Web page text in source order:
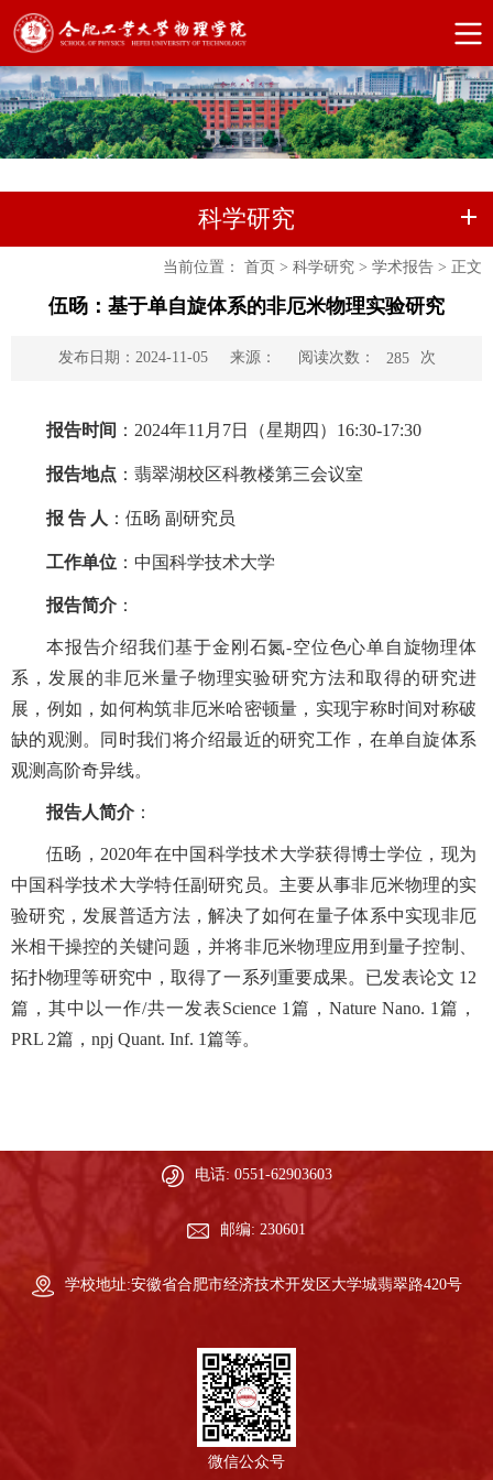
科学研究
当前位置： 首页 > 科学研究 > 学术报告 > 正文
伍旸：基于单自旋体系的非厄米物理实验研究
发布日期：2024-11-05 来源： 阅读次数： 285 次
报告时间 ：2024年11月7日（星期四）16:30-17:30
报告地点 ：翡翠湖校区科教楼第三会议室
报 告 人 ：伍旸 副研究员
工作单位 ： 中国科学技术大学
报告简介 ：
本报告介绍我们基于金刚石氮-空位色心单自旋物理体
系，发展的非厄米量子物理实验研究方法和取得的研究进
展，例如，如何构筑非厄米哈密顿量，实现宇称时间对称破
缺的观测。同时我们将介绍最近的研究工作，在单自旋体系
观测高阶奇异线。
报告人简介 ：
伍旸，2020年在中国科学技术大学获得博士学位，现为
中国科学技术大学特任副研究员。主要从事非厄米物理的实
验研究，发展普适方法，解决了如何在量子体系中实现非厄
米相干操控的关键问题，并将非厄米物理应用到量子控制、
拓扑物理等研究中，取得了一系列重要成果。已发表论文 12
篇，其中以一作/共一发表Science 1篇，Nature Nano. 1篇，
PRL 2篇，npj Quant. Inf. 1篇等。
电话: 0551-62903603
邮编: 230601
学校地址:安徽省合肥市经济技术开发区大学城翡翠路420号
微信公众号